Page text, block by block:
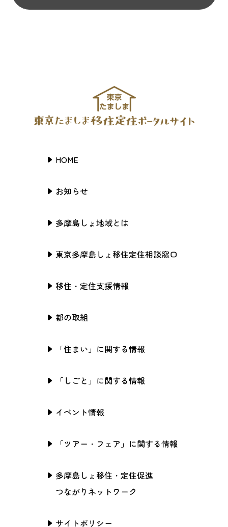
HOME
お知らせ
多摩島しょ地域とは
東京多摩島しょ移住定住相談窓口
移住・定住支援情報
都の取組
「住まい」に関する情報
「しごと」に関する情報
イベント情報
「ツアー・フェア」に関する情報
多摩島しょ移住・定住促進
つながりネットワーク
サイトポリシー